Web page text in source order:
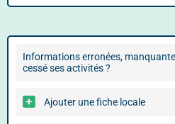
Informations erronées,
cessé ses activités ?
Ajouter une fiche locale